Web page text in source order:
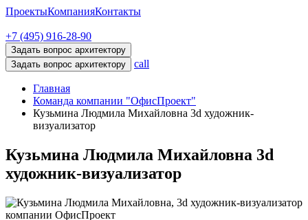
ПроектыКомпанияКонтакты
+7 (495) 916-28-90
Задать вопрос архитектору
Задать вопрос архитектору
call
Главная
Команда компании "ОфисПроект"
Кузьмина Людмила Михайловна 3d художник-
визуализатор
Кузьмина Людмила Михайловна 3d
художник-визуализатор